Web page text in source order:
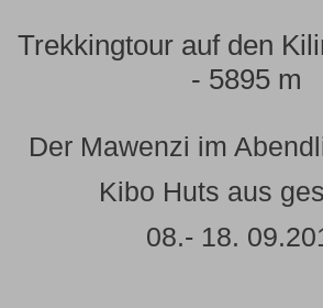
Trekkingtour auf den
- 5895 m
Der Mawenzi im
Kibo Huts aus
08.- 18.